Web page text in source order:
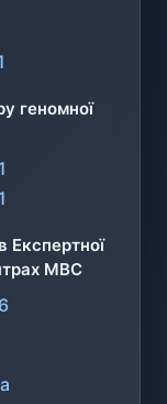
геномної
Експертної
МВС